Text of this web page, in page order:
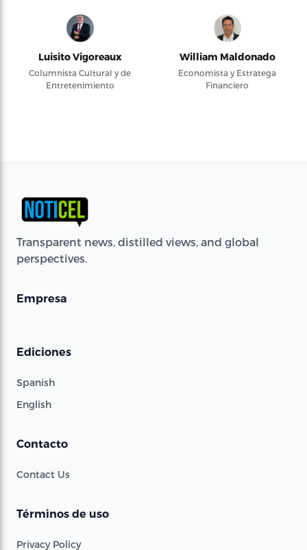
Luisito Vigoreaux
Columnista Cultural y de
Entretenimiento
William Maldonado
Economista y Estratega
Financiero
Transparent news, distilled views, and global
perspectives.
Empresa
Ediciones
Spanish
English
Contacto
Contact Us
Términos de uso
Privacy Policy